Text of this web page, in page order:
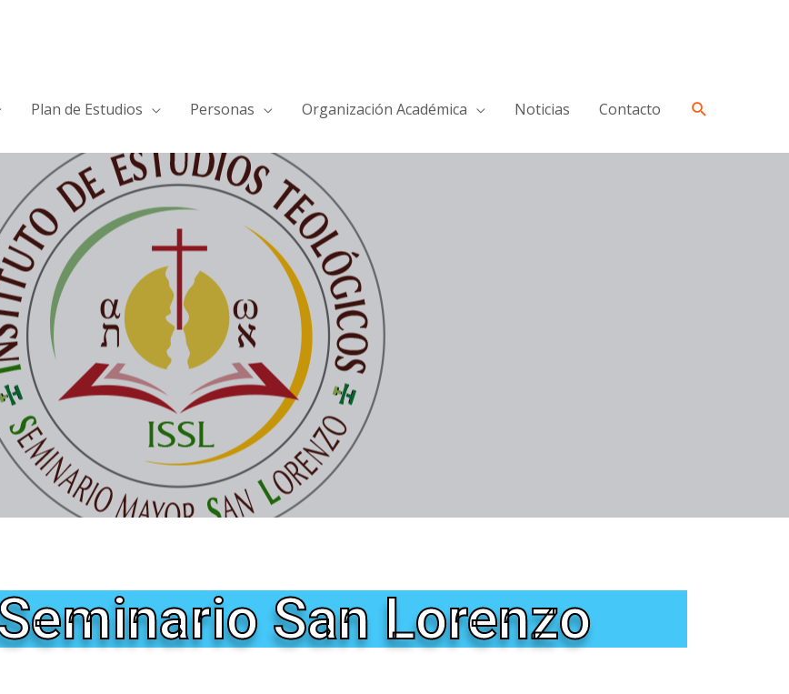
Plan de Estudios Personas Organización Académica Noticias Contacto
San Lorenzo